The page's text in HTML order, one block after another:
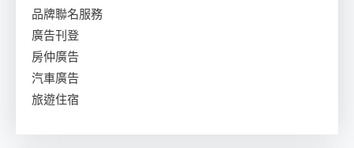
品牌聯名服務
廣告刊登
房仲廣告
汽車廣告
旅遊住宿